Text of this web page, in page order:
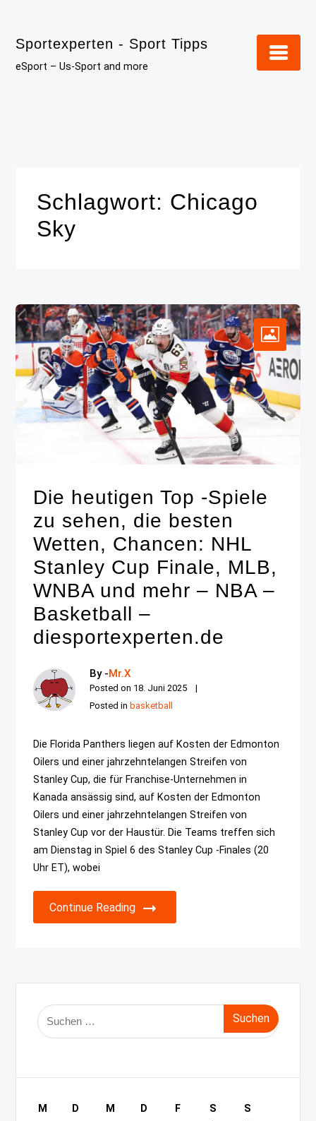
content
Sportexperten - Sport Tipps
eSport – Us-Sport and more
Schlagwort: Chicago
Sky
Die heutigen Top -Spiele
zu sehen, die besten
Wetten, Chancen: NHL
Stanley Cup Finale, MLB,
WNBA und mehr – NBA –
Basketball –
diesportexperten.de
By -Mr.X
Posted on 18. Juni 2025
Posted in basketball
Die Florida Panthers liegen auf Kosten der Edmonton
Oilers und einer jahrzehntelangen Streifen von
Stanley Cup, die für Franchise-Unternehmen in
Kanada ansässig sind, auf Kosten der Edmonton
Oilers und einer jahrzehntelangen Streifen von
Stanley Cup vor der Haustür. Die Teams treffen sich
am Dienstag in Spiel 6 des Stanley Cup -Finales (20
Uhr ET), wobei
Continue Reading
Suche
nach:
M D M D F S
S